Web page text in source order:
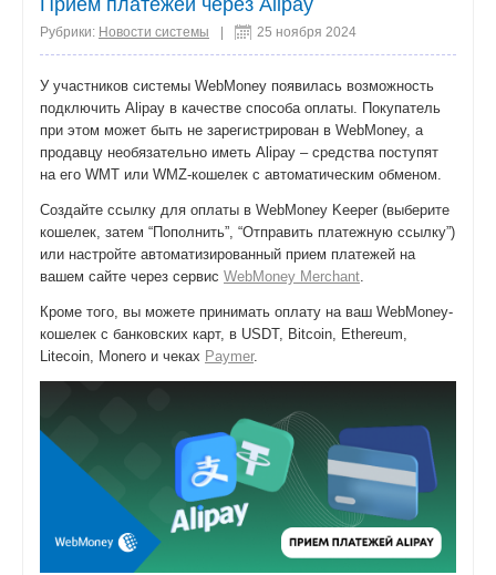
Прием платежей через Alipay
Рубрики: Новости системы 25 ноября 2024
У участников системы WebMoney появилась возможность
подключить Alipay в качестве способа оплаты. Покупатель
при этом может быть не зарегистрирован в WebMoney, а
продавцу необязательно иметь Alipay – средства поступят
на его WMT или WMZ-кошелек с автоматическим обменом.
Cоздайте ссылку для оплаты в WebMoney Keeper (выберите
кошелек, затем “Пополнить”, “Отправить платежную ссылку”)
или настройте автоматизированный прием платежей на
вашем сайте через сервис WebMoney Merchant.
Кроме того, вы можете принимать оплату на ваш WebMoney-
кошелек с банковских карт, в USDT, Bitcoin, Ethereum,
Litecoin, Monero и чеках Paymer.